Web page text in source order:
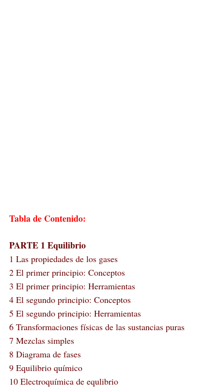
Tabla de Contenido:
PARTE 1 Equilibrio
1 Las propiedades de los gases
2 El primer principio: Conceptos
3 El primer principio: Herramientas
4 El segundo principio: Conceptos
5 El segundo principio: Herramientas
6 Transformaciones físicas de las sustancias puras
7 Mezclas simples
8 Diagrama de fases
9 Equilibrio químico
10 Electroquímica de equlibrio